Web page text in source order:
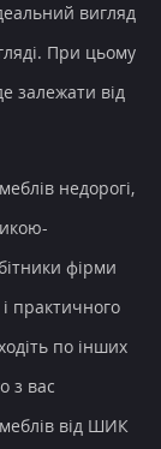
вигляд
При цьому
залежати від
недорогі,
фірми
практичного
по інших
з вас
від ШИК